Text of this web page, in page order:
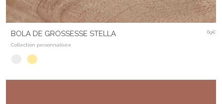
BOLA DE GROSSESSE STELLA
Collection personnalisée
69€